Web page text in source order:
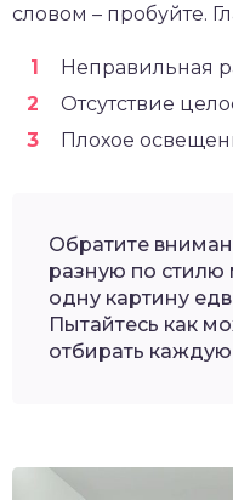
словом – пробуйте.
Неправильная
Отсутствие
Плохое
Обратите
разную по стилю
одну картину
Пытайтесь как
отбирать